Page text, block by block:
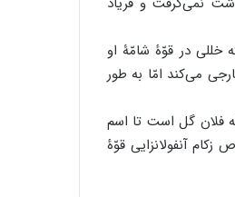
خللی در قوّۀ شامّۀ او
می‌کند امّا به طور
فلان گل است تا اسم
آنفولانزایی قوّۀ